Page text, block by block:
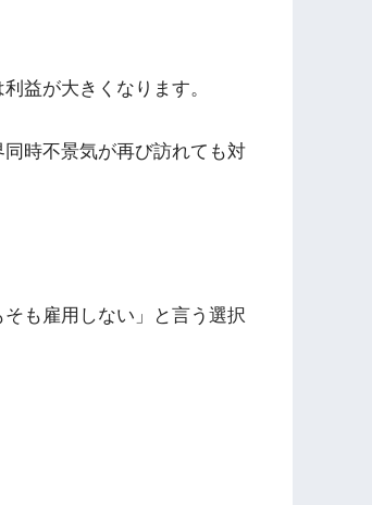
益が大きくなります。
時不景気が再び訪れても対
も雇用しない」と言う選択